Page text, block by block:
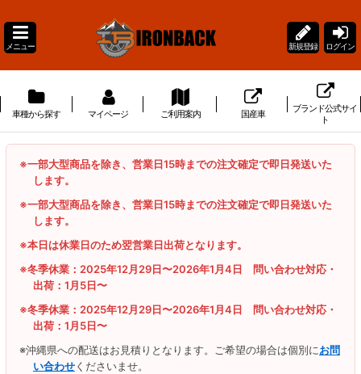
メニュー 新規登録 ログイン
車種から探す マイページ ご利用案内 国産車
ブランド公式サイ
ト
※一部大型商品を除き、営業日15時までの注文確定で即日発送いた
します。
※一部大型商品を除き、営業日15時までの注文確定で即日発送いた
します。
※本日は休業日のため翌営業日出荷となります。
※冬季休業：2025年12月29日〜2026年1月4日 問い合わせ対応・
出荷：1月5日〜
※冬季休業：2025年12月29日〜2026年1月4日 問い合わせ対応・
出荷：1月5日〜
※沖縄県への配送はお見積りとなります。ご希望の場合は個別にお問
い合わせくださいませ。